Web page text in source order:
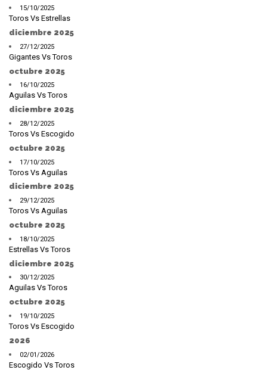
15/10/2025
Toros Vs Estrellas
diciembre 2025
27/12/2025
Gigantes Vs Toros
octubre 2025
16/10/2025
Aguilas Vs Toros
diciembre 2025
28/12/2025
Toros Vs Escogido
octubre 2025
17/10/2025
Toros Vs Aguilas
diciembre 2025
29/12/2025
Toros Vs Aguilas
octubre 2025
18/10/2025
Estrellas Vs Toros
diciembre 2025
30/12/2025
Aguilas Vs Toros
octubre 2025
19/10/2025
Toros Vs Escogido
2026
02/01/2026
Escogido Vs Toros